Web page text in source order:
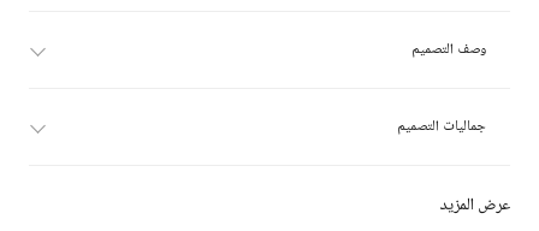
عرض المزيد
وصف التصميم
جماليات التصميم